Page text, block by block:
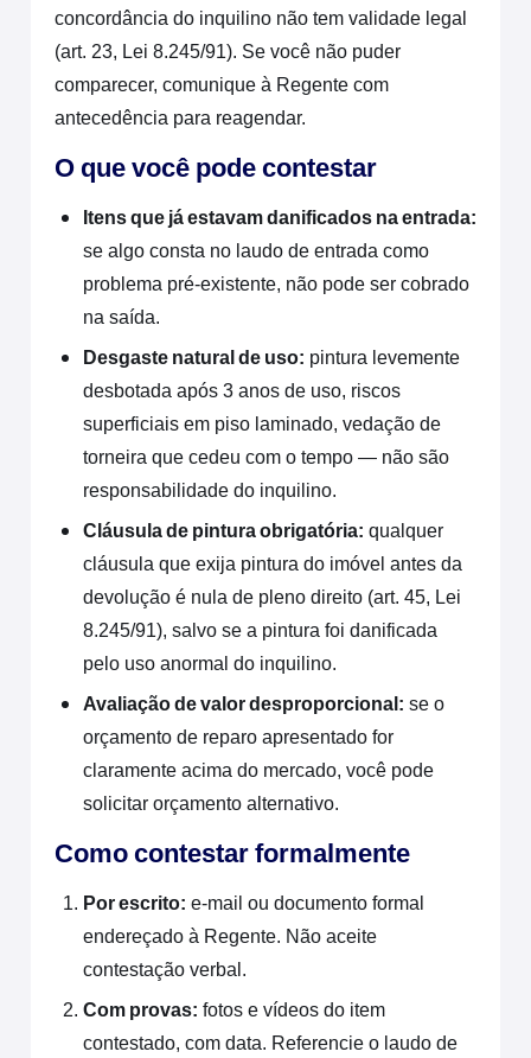
concordância do inquilino não tem validade legal
(art. 23, Lei 8.245/91). Se você não puder
comparecer, comunique à Regente com
antecedência para reagendar.
O que você pode contestar
Itens que já estavam danificados na entrada:
se algo consta no laudo de entrada como
problema pré-existente, não pode ser cobrado
na saída.
Desgaste natural de uso: pintura levemente
desbotada após 3 anos de uso, riscos
superficiais em piso laminado, vedação de
torneira que cedeu com o tempo — não são
responsabilidade do inquilino.
Cláusula de pintura obrigatória: qualquer
cláusula que exija pintura do imóvel antes da
devolução é nula de pleno direito (art. 45, Lei
8.245/91), salvo se a pintura foi danificada
pelo uso anormal do inquilino.
Avaliação de valor desproporcional: se o
orçamento de reparo apresentado for
claramente acima do mercado, você pode
solicitar orçamento alternativo.
Como contestar formalmente
Por escrito: e-mail ou documento formal
endereçado à Regente. Não aceite
contestação verbal.
Com provas: fotos e vídeos do item
contestado, com data. Referencie o laudo de